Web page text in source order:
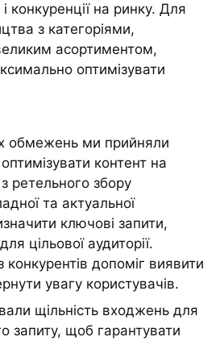
конкуренції на ринку. Для
з категоріями,
асортиментом,
оптимізувати
обмежень ми прийняли
контент на
ретельного збору
та актуальної
ключові запити,
цільової аудиторії.
допоміг виявити
увагу користувачів.
щільність входжень для
запиту, щоб гарантувати